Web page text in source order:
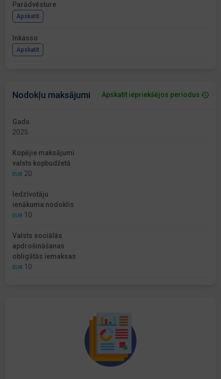
Parādvēsture
Apskatīt
Inkasso
Apskatīt
Nodokļu maksājumi Apskatīt iepriekšējos periodus
Gads
2025
Kopējie maksājumi
valsts kopbudžetā
EUR 20
Iedzīvotāju
ienākuma nodoklis
EUR 10
Valsts sociālās
apdrošināšanas
obligātās iemaksas
EUR 10